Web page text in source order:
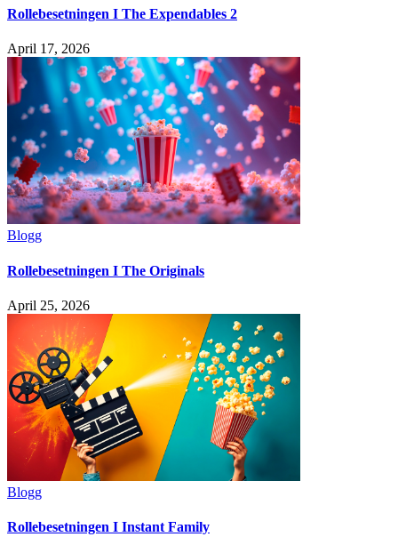
Rollebesetningen I The Expendables 2
April 17, 2026
Blogg
Rollebesetningen I The Originals
April 25, 2026
Blogg
Rollebesetningen I Instant Family